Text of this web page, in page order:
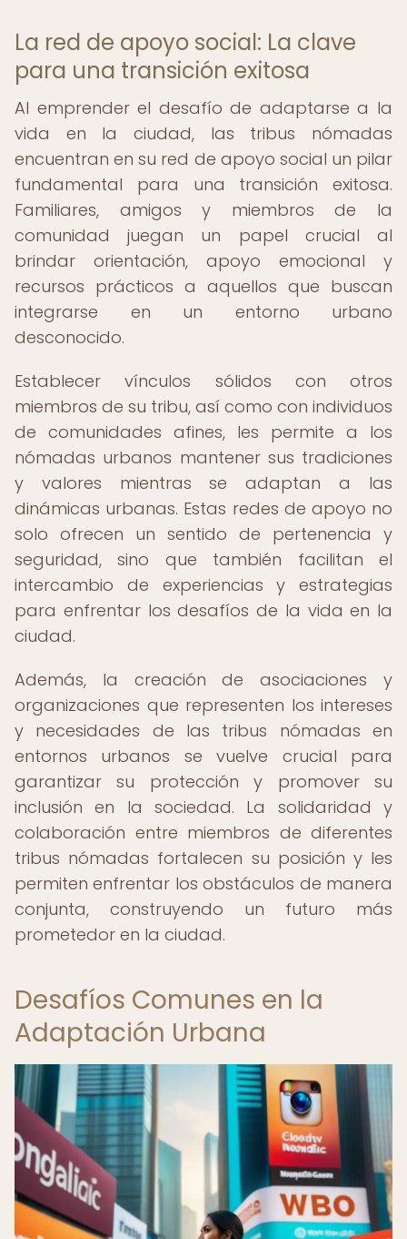
La red de apoyo social: La clave
para una transición exitosa
Al emprender el desafío de adaptarse a la
vida en la ciudad, las tribus nómadas
encuentran en su red de apoyo social un pilar
fundamental para una transición exitosa.
Familiares, amigos y miembros de la
comunidad juegan un papel crucial al
brindar orientación, apoyo emocional y
recursos prácticos a aquellos que buscan
integrarse en un entorno urbano
desconocido.
Establecer vínculos sólidos con otros
miembros de su tribu, así como con individuos
de comunidades afines, les permite a los
nómadas urbanos mantener sus tradiciones
y valores mientras se adaptan a las
dinámicas urbanas. Estas redes de apoyo no
solo ofrecen un sentido de pertenencia y
seguridad, sino que también facilitan el
intercambio de experiencias y estrategias
para enfrentar los desafíos de la vida en la
ciudad.
Además, la creación de asociaciones y
organizaciones que representen los intereses
y necesidades de las tribus nómadas en
entornos urbanos se vuelve crucial para
garantizar su protección y promover su
inclusión en la sociedad. La solidaridad y
colaboración entre miembros de diferentes
tribus nómadas fortalecen su posición y les
permiten enfrentar los obstáculos de manera
conjunta, construyendo un futuro más
prometedor en la ciudad.
Desafíos Comunes en la
Adaptación Urbana